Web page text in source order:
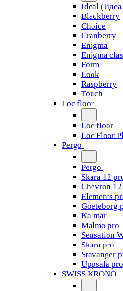
Ideal
Blackberry
Choice
Cranberry
Enigma
Enigma
Form
Look
Raspberry
Touch
Loc floor
Loc floor
Loc Floor
Pergo
Pergo
Skara 12
Chevron 12
Elements
Goeteborg
Kalmar
Malmo pro
Sensation
Skara pro
Stavanger
Uppsala pro
SWISS KRONO